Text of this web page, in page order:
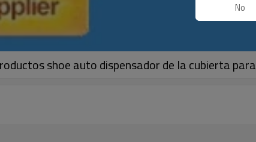
shoe auto dispensador de la cubierta
No